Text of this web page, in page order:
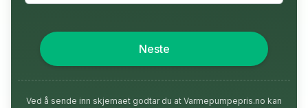
Neste
Ved å sende inn skjemaet godtar du at Varmepumpepris.no kan